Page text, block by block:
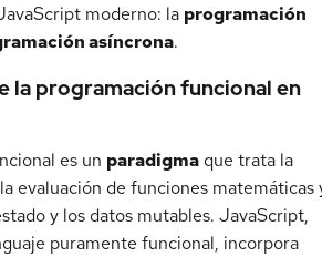
moderno: la programación
asíncrona.
la programación funcional en
es un paradigma que trata la
evaluación de funciones matemáticas
y los datos mutables. JavaScript,
puramente funcional, incorpora